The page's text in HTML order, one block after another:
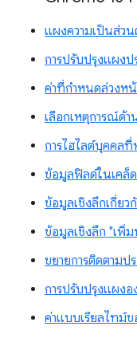
แผงความเป็นส่ว
การปรับปรุงแผง
ค่าที่กำหนดล่วงห
เลือกเหตุการณ์ด้
การไฮไลต์บุคคล
ข้อมูลฟิลด์ในเคล็
ข้อมูลเชิงลึกเกี่ยว
ข้อมูลเชิงลึก "เพิ่
ขยายการติดตาม
การปรับปรุงแผง
ค่าแบบเรียลไทม์